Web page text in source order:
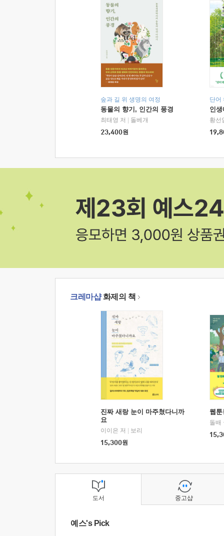
숲과 길 위 생명의 여정
동물의 향기, 인간의 풍경
최태영 저
돌베개
23,400원
단어
인
황선
크레마샵화제의 책
진짜 새랑 눈이 마주쳤다니까
요
이이은 저
보리
15,300원
웹
돌배
도서
예스's Pick
중고샵